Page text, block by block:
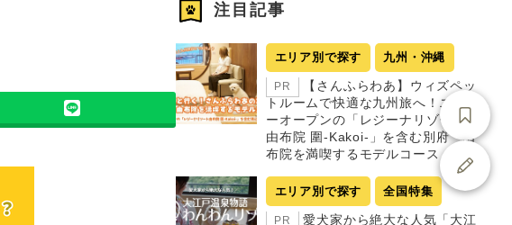
注目記事
エリア別で探す 九州・沖縄
PR
【さんふらわあ】ウィズペッ
トルームで快適な九州旅へ！ニュ
ーオープンの「レジーナリゾート
由布院 圍-Kakoi-」を含む別府・由
布院を満喫するモデルコース
エリア別で探す 全国特集
PR
愛犬家から絶大な人気「大江